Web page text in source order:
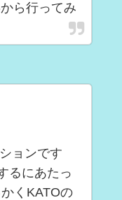
ら行ってみ
ョンです
るにあたっ
くKATOの